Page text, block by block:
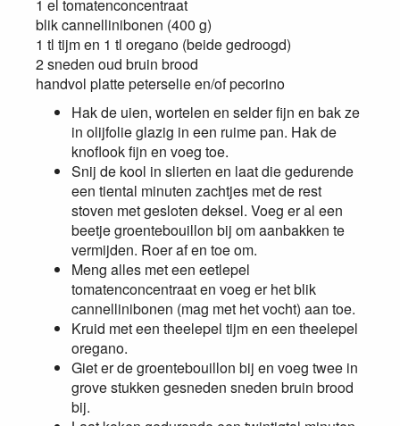
1 el tomatenconcentraat
blik cannellinibonen (400 g)
1 tl tijm en 1 tl oregano (beide gedroogd)
2 sneden oud bruin brood
handvol platte peterselie en/of pecorino
Hak de uien, wortelen en selder fijn en bak ze
in olijfolie glazig in een ruime pan. Hak de
knoflook fijn en voeg toe.
Snij de kool in slierten en laat die gedurende
een tiental minuten zachtjes met de rest
stoven met gesloten deksel. Voeg er al een
beetje groentebouillon bij om aanbakken te
vermijden. Roer af en toe om.
Meng alles met een eetlepel
tomatenconcentraat en voeg er het blik
cannellinibonen (mag met het vocht) aan toe.
Kruid met een theelepel tijm en een theelepel
oregano.
Giet er de groentebouillon bij en voeg twee in
grove stukken gesneden sneden bruin brood
bij.